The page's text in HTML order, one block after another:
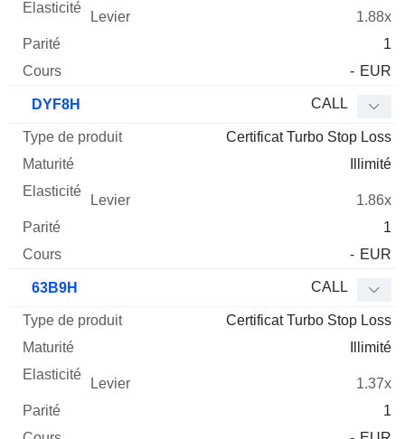
1.88x
1
- EUR
DYF8H CALL
Certificat Turbo Stop Loss
Illimité
1.86x
1
- EUR
63B9H CALL
Certificat Turbo Stop Loss
Illimité
1.37x
1